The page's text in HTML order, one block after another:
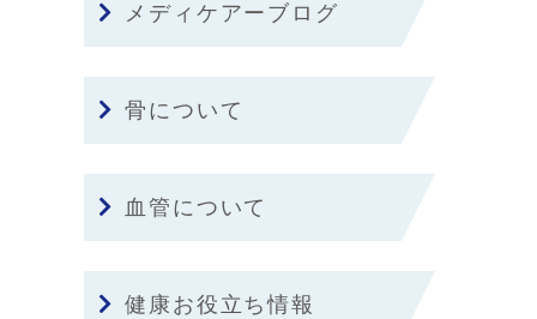
メディケアーブログ
骨について
血管について
健康お役立ち情報